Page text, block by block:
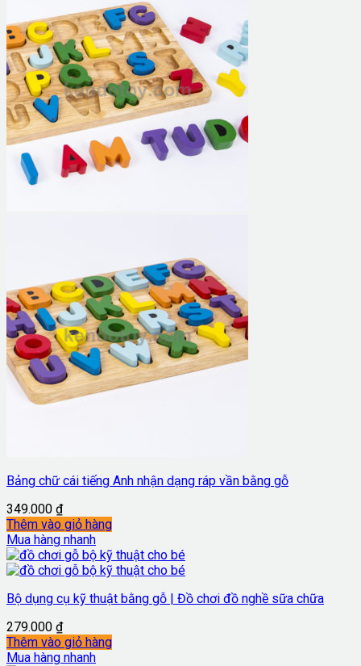
Bảng chữ cái tiếng Anh nhận dạng ráp vần bằng gỗ
349.000 ₫
Thêm vào giỏ hàng
Mua hàng nhanh
Bộ dụng cụ kỹ thuật bằng gỗ | Đồ chơi đồ nghề sữa chữa
279.000 ₫
Thêm vào giỏ hàng
Mua hàng nhanh